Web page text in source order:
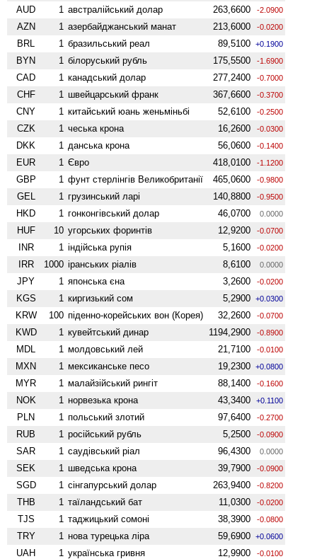
AUD 1 австралійський долар 263,6600 -2.0900
AZN 1 азербайджанський манат 213,6000 -0.0200
BRL 1 бразильський реал 89,5100 +0.1900
BYN 1 білоруський рубль 175,5500 -1.6900
CAD 1 канадський долар 277,2400 -0.7000
CHF 1 швейцарський франк 367,6600 -0.3700
CNY 1 китайський юань женьмiньбi 52,6100 -0.2500
CZK 1 чеська крона 16,2600 -0.0300
DKK 1 данська крона 56,0600 -0.1400
EUR 1 Євро 418,0100 -1.1200
GBP 1 фунт стерлінгів Велико­британії 465,0600 -0.9800
GEL 1 грузинський ларі 140,8800 -0.9500
HKD 1 гонконгівський долар 46,0700 0.0000
HUF 10 угорських форинтів 12,9200 -0.0700
INR 1 індійська рупія 5,1600 -0.0200
IRR 1000 іранських ріалів 8,6100 0.0000
JPY 1 японська єна 3,2600 -0.0200
KGS 1 киргизький сом 5,2900 +0.0300
KRW 100 піденно-корейських вон (Корея) 32,2600 -0.0700
KWD 1 кувейтський динар 1194,2900 -0.8900
MDL 1 молдовський лей 21,7100 -0.0100
MXN 1 мексиканське песо 19,2300 +0.0800
MYR 1 малайзійський рингіт 88,1400 -0.1600
NOK 1 норвезька крона 43,3400 +0.1100
PLN 1 польський злотий 97,6400 -0.2700
RUB 1 російський рубль 5,2500 -0.0900
SAR 1 саудівський ріал 96,4300 0.0000
SEK 1 шведська крона 39,7900 -0.0900
SGD 1 сінгапурський долар 263,9400 -0.8200
THB 1 таїландський бат 11,0300 -0.0200
TJS 1 таджицький сомоні 38,3900 -0.0800
TRY 1 нова турецька ліра 59,6900 +0.0600
UAH 1 українська гривня 12,9900 -0.0100